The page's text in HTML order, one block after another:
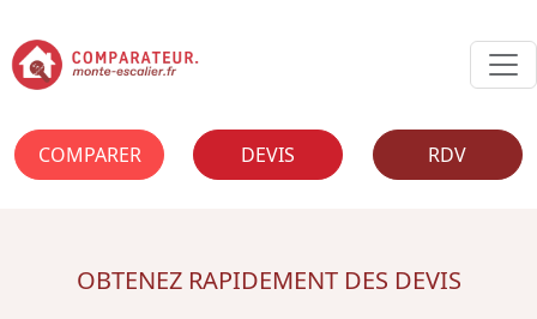
COMPARER DEVIS RDV
OBTENEZ RAPIDEMENT DES DEVIS